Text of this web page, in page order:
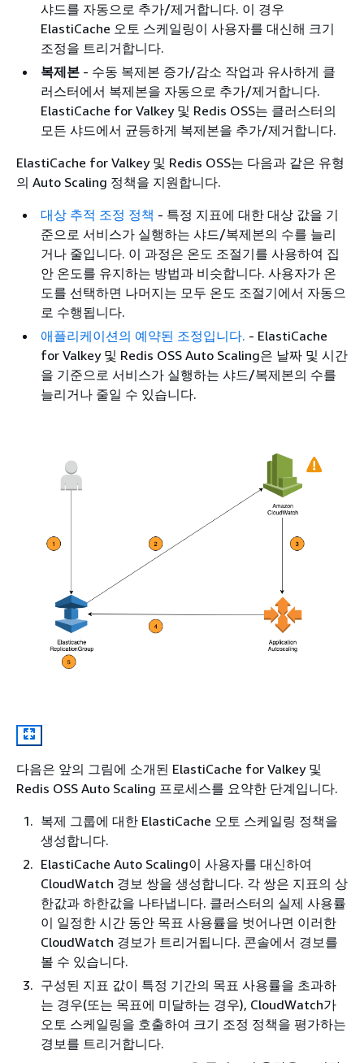
샤드를 자동으로 추가/제거합니다. 이 경우
ElastiCache 오토 스케일링이 사용자를 대신해 크기
조정을 트리거합니다.
복제본 - 수동 복제본 증가/감소 작업과 유사하게 클
러스터에서 복제본을 자동으로 추가/제거합니다.
ElastiCache for Valkey 및 Redis OSS는 클러스터의
모든 샤드에서 균등하게 복제본을 추가/제거합니다.
ElastiCache for Valkey 및 Redis OSS는 다음과 같은 유형
의 Auto Scaling 정책을 지원합니다.
대상 추적 조정 정책 - 특정 지표에 대한 대상 값을 기
준으로 서비스가 실행하는 샤드/복제본의 수를 늘리
거나 줄입니다. 이 과정은 온도 조절기를 사용하여 집
안 온도를 유지하는 방법과 비슷합니다. 사용자가 온
도를 선택하면 나머지는 모두 온도 조절기에서 자동으
로 수행됩니다.
애플리케이션의 예약된 조정입니다. - ElastiCache
for Valkey 및 Redis OSS Auto Scaling은 날짜 및 시간
을 기준으로 서비스가 실행하는 샤드/복제본의 수를
늘리거나 줄일 수 있습니다.
다음은 앞의 그림에 소개된 ElastiCache for Valkey 및
Redis OSS Auto Scaling 프로세스를 요약한 단계입니다.
복제 그룹에 대한 ElastiCache 오토 스케일링 정책을
생성합니다.
ElastiCache Auto Scaling이 사용자를 대신하여
CloudWatch 경보 쌍을 생성합니다. 각 쌍은 지표의 상
한값과 하한값을 나타냅니다. 클러스터의 실제 사용률
이 일정한 시간 동안 목표 사용률을 벗어나면 이러한
CloudWatch 경보가 트리거됩니다. 콘솔에서 경보를
볼 수 있습니다.
구성된 지표 값이 특정 기간의 목표 사용률을 초과하
는 경우(또는 목표에 미달하는 경우), CloudWatch가
오토 스케일링을 호출하여 크기 조정 정책을 평가하는
경보를 트리거합니다.